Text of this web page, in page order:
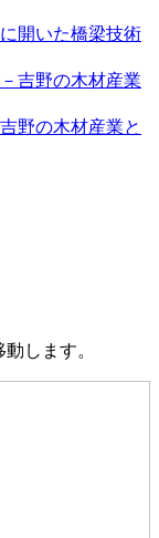
開いた橋梁技術
野の木材産業と
します。